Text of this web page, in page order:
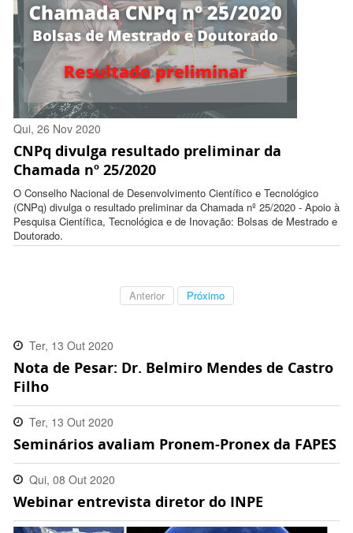
Qui, 26 Nov 2020
17:37:00 -0300
CNPq divulga resultado preliminar da
Chamada nº 25/2020
O Conselho Nacional de Desenvolvimento Científico e Tecnológico
(CNPq) divulga o resultado preliminar da Chamada nº 25/2020 - Apoio à
Pesquisa Científica, Tecnológica e de Inovação: Bolsas de Mestrado e
Doutorado.
Anterior Próximo
Ter, 13 Out 2020
19:07:00 -0300
Nota de Pesar: Dr. Belmiro Mendes de Castro
Filho
Ter, 13 Out 2020
12:22:00 -0300
Seminários avaliam Pronem-Pronex da FAPES
Qui, 08 Out 2020
10:32:00 -0300
Webinar entrevista diretor do INPE